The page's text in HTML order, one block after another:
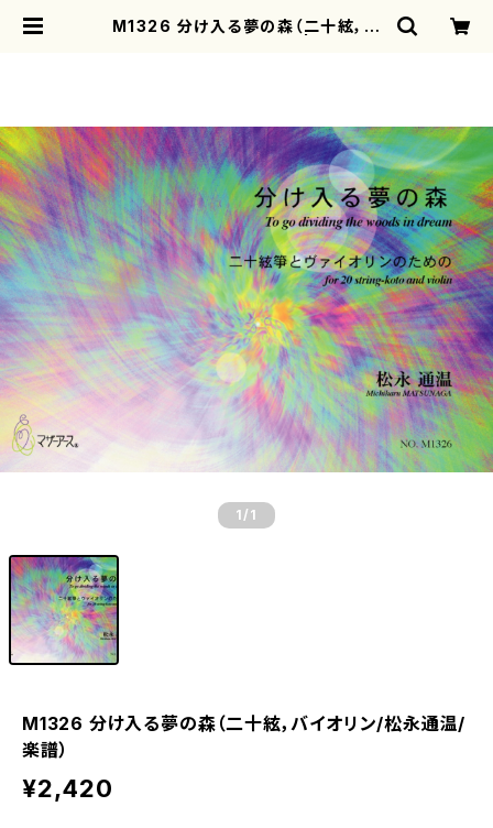
M1326 分け入る夢の森（二十絃，バ
1 /1
M1326 分け入る夢の森（二十絃，バイオリン/松永通温/
楽譜）
¥2,420